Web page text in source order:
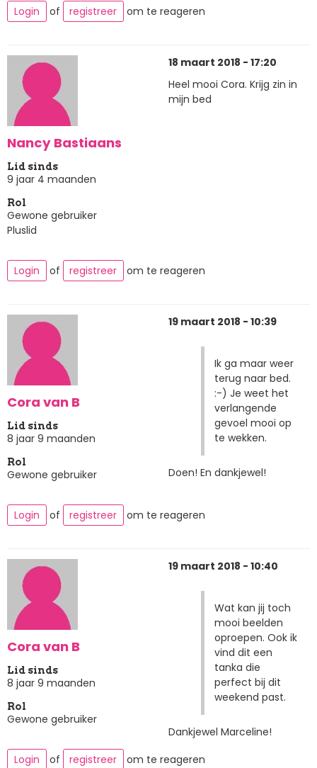
Login of registreer om te reageren
Nancy Bastiaans
Lid sinds
9 jaar 4 maanden
Rol
Gewone gebruiker
Pluslid
18 maart 2018 - 17:20
Heel mooi Cora. Krijg zin in
mijn bed
Login of registreer om te reageren
Cora van B
Lid sinds
8 jaar 9 maanden
Rol
Gewone gebruiker
19 maart 2018 - 10:39
Ik ga maar weer
terug naar bed.
:-) Je weet het
verlangende
gevoel mooi op
te wekken.
Doen! En dankjewel!
Login of registreer om te reageren
Cora van B
Lid sinds
8 jaar 9 maanden
Rol
Gewone gebruiker
19 maart 2018 - 10:40
Wat kan jij toch
mooi beelden
oproepen. Ook ik
vind dit een
tanka die
perfect bij dit
weekend past.
Dankjewel Marceline!
Login
of registreer om te reageren